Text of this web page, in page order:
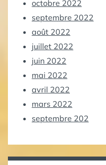
octobre 2022
septembre 2022
août 2022
juillet 2022
juin 2022
mai 2022
avril 2022
mars 2022
septembre 202